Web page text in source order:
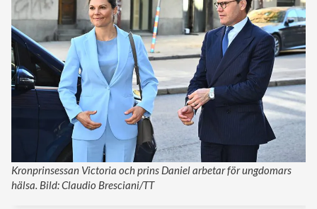
Kronprinsessan Victoria och prins Daniel arbetar för ungdomars
hälsa. Bild: Claudio Bresciani/TT